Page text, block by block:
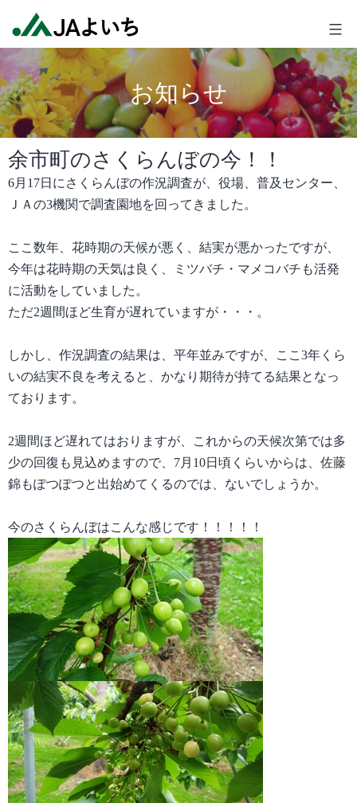
テ
ン
ツ
へ
ス
キ
ッ
よ
い
ち
お知らせ
余市町のさくらんぼの今！！
6月 17日にさくらんぼの作況調査が、役場、普及センター、
ＪＡの3機関で調査園地を回ってきました。
ここ数年、花時期の天候が悪く、結実が悪かったですが、
今年は花時期の天気は良く、ミツバチ・マメコバチも活発
に活動をしていました。
ただ2週間ほど生育が遅れていますが・・・。
しかし、作況調査の結果は、平年並みですが、ここ 3年くら
いの結実不良を考えると、かなり期待が持てる結果となっ
ております。
2週間ほど遅れてはおりますが、これからの天候次第では多
少の回復も見込めますので、 7月 10日頃くらいからは、佐藤
錦もぽつぽつと出始めてくるのでは、ないでしょうか。
今のさくらんぼはこんな感じです！！！！！